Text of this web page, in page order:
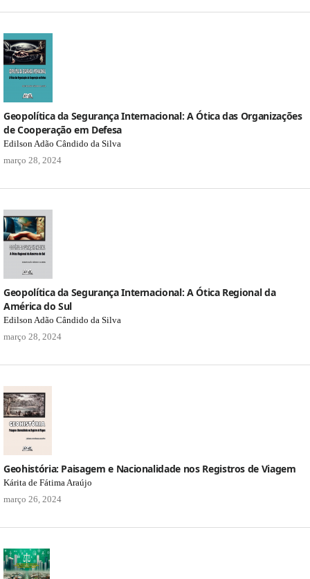
Geopolítica da Segurança Internacional: A Ótica das Organizações
de Cooperação em Defesa
Edilson Adão Cândido da Silva
março 28, 2024
Geopolítica da Segurança Internacional: A Ótica Regional da
América do Sul
Edilson Adão Cândido da Silva
março 28, 2024
Geohistória: Paisagem e Nacionalidade nos Registros de Viagem
Kárita de Fátima Araújo
março 26, 2024